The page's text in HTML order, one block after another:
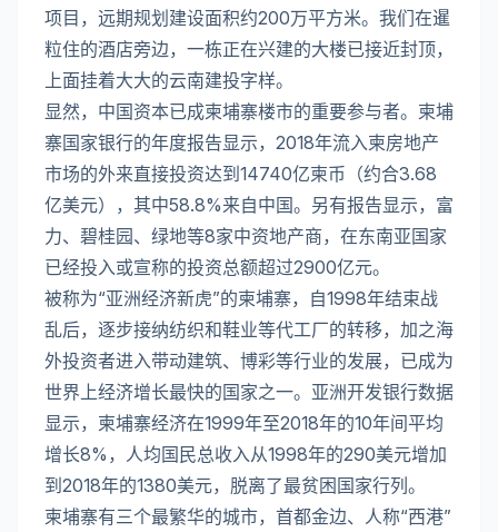
项目，远期规划建设面积约200万平方米。我们在暹
粒住的酒店旁边，一栋正在兴建的大楼已接近封顶，
上面挂着大大的云南建投字样。
显然，中国资本已成柬埔寨楼市的重要参与者。柬埔
寨国家银行的年度报告显示，2018年流入柬房地产
市场的外来直接投资达到14740亿柬币（约合3.68
亿美元），其中58.8%来自中国。另有报告显示，富
力、碧桂园、绿地等8家中资地产商，在东南亚国家
已经投入或宣称的投资总额超过2900亿元。
被称为“亚洲经济新虎”的柬埔寨，自1998年结束战
乱后，逐步接纳纺织和鞋业等代工厂的转移，加之海
外投资者进入带动建筑、博彩等行业的发展，已成为
世界上经济增长最快的国家之一。亚洲开发银行数据
显示，柬埔寨经济在1999年至2018年的10年间平均
增长8%，人均国民总收入从1998年的290美元增加
到2018年的1380美元，脱离了最贫困国家行列。
柬埔寨有三个最繁华的城市，首都金边、人称“西港”